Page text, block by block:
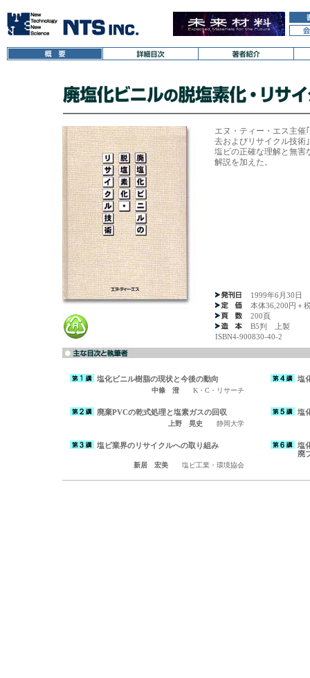
エヌ・ティー・エス主催
去およびリサイクル技術
塩ビの正確な理解と無害
解説を加えた。
1999年6月30日
本体36,200円＋
200頁
B5判 上製
ISBN4-900830-40-2
塩化ビニル樹脂の現状と今後の動向 塩
中條 澄 K・C・リサーチ
廃棄PVCの乾式処理と塩素ガスの回収 塩
上野 晃史 静岡大学
塩ビ業界のリサイクルへの取り組み
塩
廃
新居 宏美 塩ビ工業・環境協会